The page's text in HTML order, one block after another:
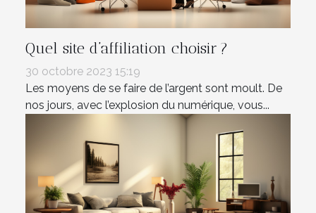
Quel site d’affiliation choisir ?
30 octobre 2023 15:19
Les moyens de se faire de l’argent sont moult. De
nos jours, avec l’explosion du numérique, vous...